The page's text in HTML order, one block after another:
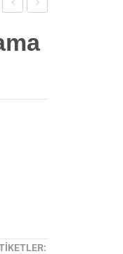
256
yellow
363
orange